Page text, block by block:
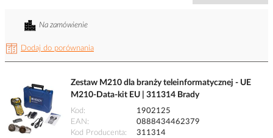
Dodaj do porównania
Na zamówienie
Zestaw M210 dla branży teleinformatycznej - UE
M210-Data-kit EU | 311314 Brady
Kod
1902125
EAN
0888434462379
Kod Producenta
311314